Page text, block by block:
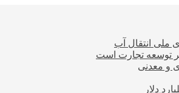
ملی انتقال آب
توسعه تجارت است
و معدنی